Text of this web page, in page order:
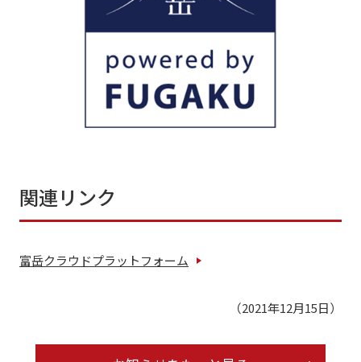
関連リンク
富岳クラウドプラットフォーム
（2021年12月15日）